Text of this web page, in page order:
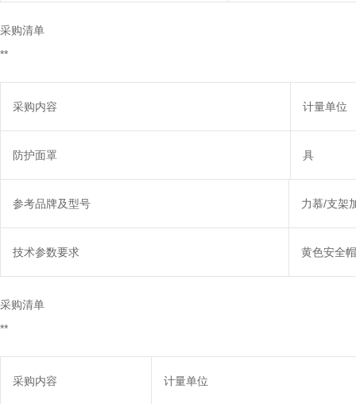
采购清单
**
采购内容 计量单位
防护面罩 具
参考品牌及型号 力慕/支架
技术参数要求 黄色安全
采购清单
**
采购内容 计量单位